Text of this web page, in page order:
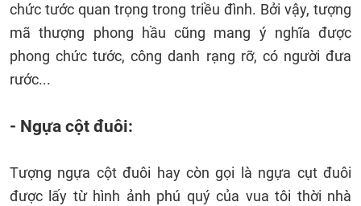
chức tước quan trọng trong triều đình. Bởi vậy, tượng
mã thượng phong hầu cũng mang ý nghĩa được
phong chức tước, công danh rạng rỡ, có người đưa
rước...
- Ngựa cột đuôi:
Tượng ngựa cột đuôi hay còn gọi là ngựa cụt đuôi
được lấy từ hình ảnh phú quý của vua tôi thời nhà